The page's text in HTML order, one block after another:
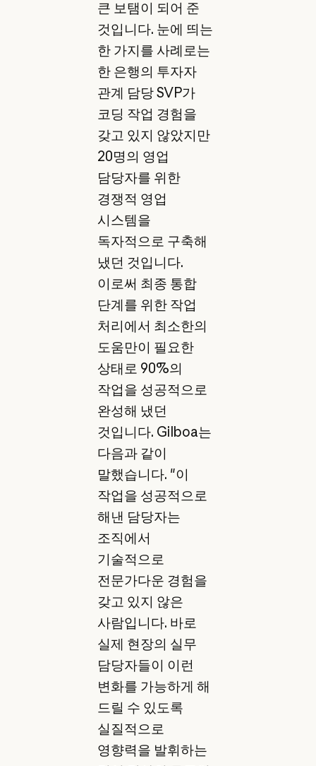
큰 보탬이 되어 준
것입니다. 눈에 띄는
한 가지를 사례로는
한 은행의 투자자
관계 담당 SVP가
코딩 작업 경험을
갖고 있지 않았지만
20명의 영업
담당자를 위한
경쟁적 영업
시스템을
독자적으로 구축해
냈던 것입니다.
이로써 최종 통합
단계를 위한 작업
처리에서 최소한의
도움만이 필요한
상태로 90%의
작업을 성공적으로
완성해 냈던
것입니다. Gilboa는
다음과 같이
말했습니다. "이
작업을 성공적으로
해낸 담당자는
조직에서
기술적으로
전문가다운 경험을
갖고 있지 않은
사람입니다. 바로
실제 현장의 실무
담당자들이 이런
변화를 가능하게 해
드릴 수 있도록
실질적으로
영향력을 발휘하는